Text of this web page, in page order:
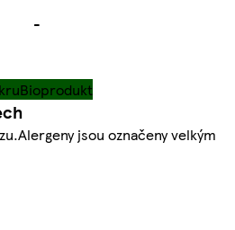
-
Bioprodukt
jsou označeny velkým